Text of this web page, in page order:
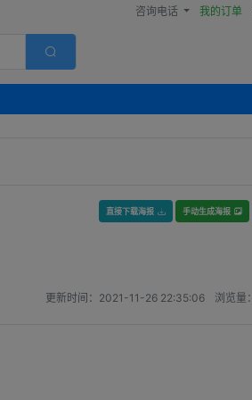
咨询电话 我的订单
直接下载海报 手动生成海报
更新时间： 2021-11-26 22:35:06 浏览量：